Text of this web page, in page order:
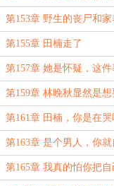
的
第153章 野生的丧尸和
第155章 田楠走了
第157章 她是怀疑，这
秋有关系
第159章 林晚秋显然是
的
第161章 田楠，你是在哭
第163章 是个男人，你
第165章 我真的怕你把